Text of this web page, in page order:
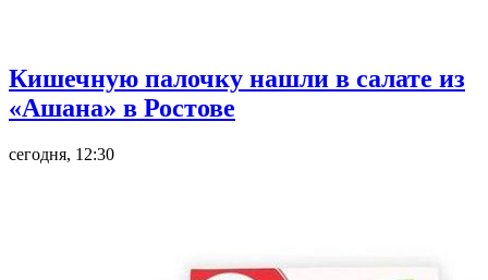
Кишечную палочку нашли в салате из
«Ашана» в Ростове
сегодня, 12:30